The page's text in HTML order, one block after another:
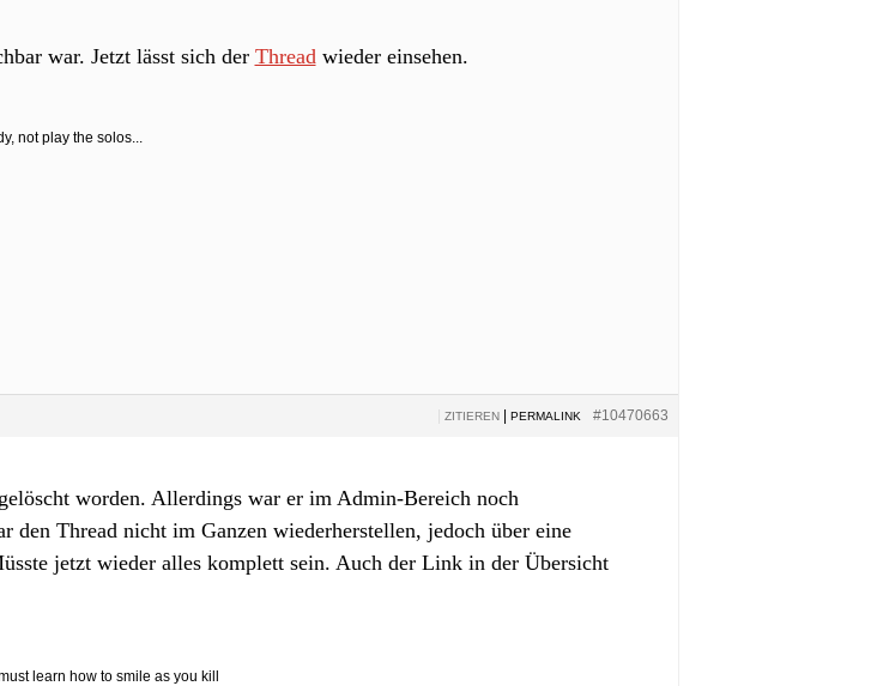
war. Jetzt lässt sich der Threadwieder einsehen.
not play the solos...
#10470663
| PERMALINK
ZITIEREN
worden. Allerdings war er im Admin-Bereich noch
den Thread nicht im Ganzen wiederherstellen, jedoch über eine
jetzt wieder alles komplett sein. Auch der Link in der Übersicht
learn how to smile as you kill